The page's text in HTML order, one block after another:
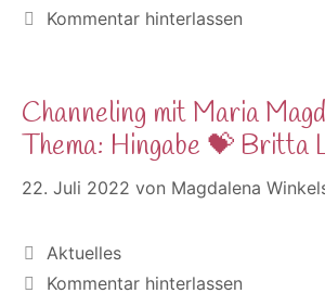
Kommentar hinterlassen
Channeling mit Maria
Thema: Hingabe 💝 Britta
22. Juli 2022 von Magdalena
Kategorien
Aktuelles
Kommentar hinterlassen